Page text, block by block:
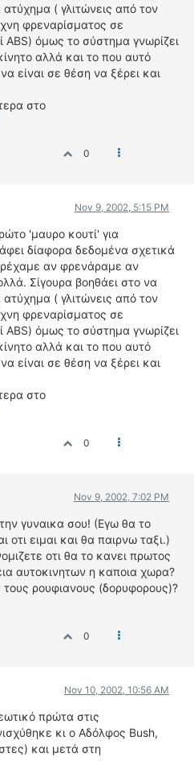
( γλιτώνεις από τον
φρεναρίσματος σε
ABS) όμως το σύστημα γνωρίζει
αλλά και το που αυτό
είναι σε θέση να ξέρει και
στο
0
Nov 9, 2002, 5:15 PM
'μαυρο κουτί' για
δίαφορα δεδομένα σχετικά
αν φρενάραμε αν
Σίγουρα βοηθάει στο να
( γλιτώνεις από τον
φρεναρίσματος σε
ABS) όμως το σύστημα γνωρίζει
αλλά και το που αυτό
είναι σε θέση να ξέρει και
στο
0
Nov 9, 2002, 7:02 PM
γυναικα σου! (Εγω θα το
οτι ειμαι και θα παιρνω ταξι.)
οτι θα το κανει πρωτος
αυτοκινητων η καποια χωρα?
ρουφιανους (δορυφορους)?
0
Nov 10, 2002, 10:56 AM
πρώτα στις
κι ο Αδόλφος Bush,
και μετά στη